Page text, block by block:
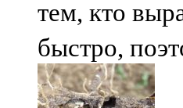
тем, кто
быстро,